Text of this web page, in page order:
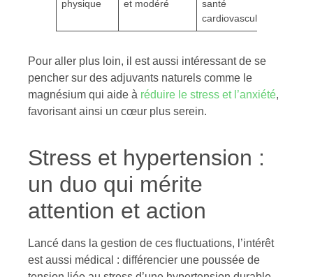
physique
et modéré
santé
cardiovasculaire
Pour aller plus loin, il est aussi intéressant de se
pencher sur des adjuvants naturels comme le
magnésium qui aide à réduire le stress et l’anxiété,
favorisant ainsi un cœur plus serein.
Stress et hypertension :
un duo qui mérite
attention et action
Lancé dans la gestion de ces fluctuations, l’intérêt
est aussi médical : différencier une poussée de